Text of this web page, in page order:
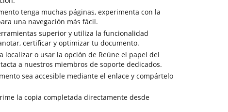
tenga muchas páginas, experimenta con la
una navegación más fácil.
superior y utiliza la funcionalidad
certificar y optimizar tu documento.
localizar o usar la opción de Reúne el papel del
a nuestros miembros de soporte dedicados.
sea accesible mediante el enlace y compártelo
la copia completada directamente desde